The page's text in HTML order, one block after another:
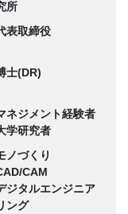
所
表取締役
士(DR)
ネジメント経験者
学研究者
ノづくり
CAM
ジタルエンジニア
ング